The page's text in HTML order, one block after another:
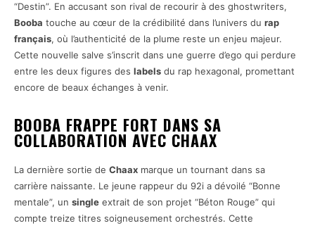
“Destin”. En accusant son rival de recourir à des ghostwriters,
Booba touche au cœur de la crédibilité dans l’univers du rap
français, où l’authenticité de la plume reste un enjeu majeur.
Cette nouvelle salve s’inscrit dans une guerre d’ego qui perdure
entre les deux figures des labels du rap hexagonal, promettant
encore de beaux échanges à venir.
BOOBA FRAPPE FORT DANS SA
COLLABORATION AVEC CHAAX
La dernière sortie de Chaax marque un tournant dans sa
carrière naissante. Le jeune rappeur du 92i a dévoilé “Bonne
mentale”, un single extrait de son projet “Béton Rouge” qui
compte treize titres soigneusement orchestrés. Cette